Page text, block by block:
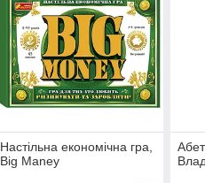
Настільна економічна гра,
Big Maney